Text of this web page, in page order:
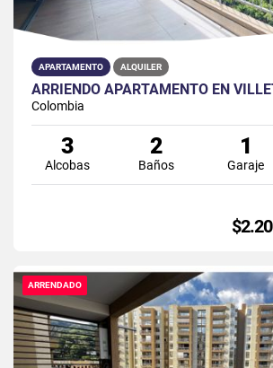
APARTAMENTO ALQUILER
ARRIENDO APARTAMENTO EN
Colombia
3
Alcobas
2
Baños
1
Garaje
ARRENDADO